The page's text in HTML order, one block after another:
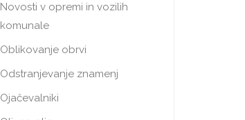
Novosti v opremi in vozilih
komunale
Oblikovanje obrvi
Odstranjevanje znamenj
Ojačevalniki